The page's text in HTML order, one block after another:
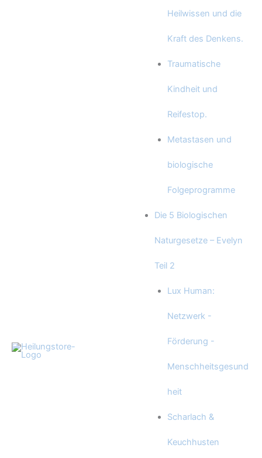
Heilwissen und die
Kraft des Denkens.
Traumatische
Kindheit und
Reifestop.
Metastasen und
biologische
Folgeprogramme
Die 5 Biologischen
Naturgesetze – Evelyn
Teil 2
Lux Human:
Netzwerk -
Förderung -
Menschheitsgesund
heit
Scharlach &
Keuchhusten